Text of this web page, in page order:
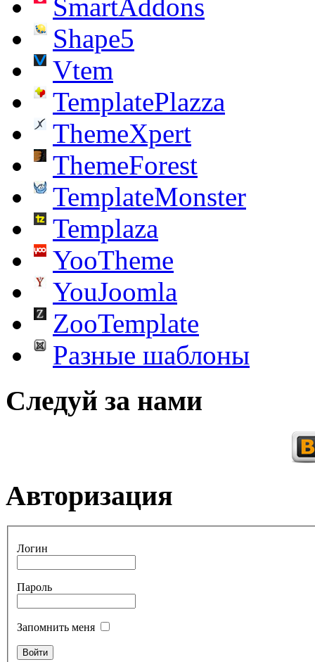
SmartAddons
Shape5
Vtem
TemplatePlazza
ThemeXpert
ThemeForest
TemplateMonster
Templaza
YooTheme
YouJoomla
ZooTemplate
Разные шаблоны
Следуй за нами
Авторизация
Логин
Пароль
Запомнить меня